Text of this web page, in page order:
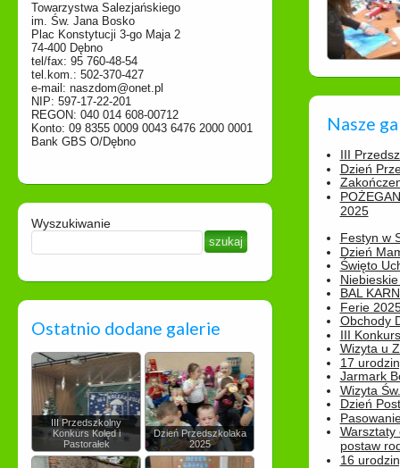
Towarzystwa Salezjańskiego
im. Św. Jana Bosko
Plac Konstytucji 3-go Maja 2
74-400 Dębno
tel/fax: 95 760-48-54
tel.kom.: 502-370-427
e-mail: naszdom@onet.pl
NIP: 597-17-22-201
REGON: 040 014 608-00712
Konto: 09 8355 0009 0043 6476 2000 0001
Bank GBS O/Dębno
Wyszukiwanie
Ostatnio dodane galerie
III Przedszkolny
Konkurs Kolęd i
Pastorałek
Dzień Przedszkolaka
2025
Nasze
III
Dzień
2025
Festyn w
Dzień
Święto
BAL
Ferie
Obchody
III
Wizyta u
17
Jarmark
Wizyta
Dzień
Warsztaty
postaw
16